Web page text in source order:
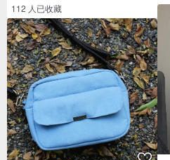
112 人已收藏